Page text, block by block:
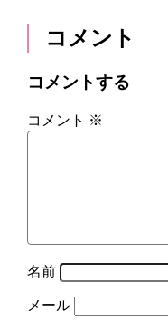
コメント
コメントする
コメント ※
名前
メール